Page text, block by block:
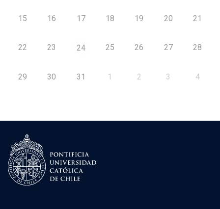
15 16 17 18 19 20 21
22 23 24 25 26 27 28
29 30 31 1 2 3 4